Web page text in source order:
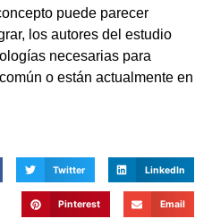
puede parecer
los autores del estudio
necesarias para
o están actualmente en
Twitter LinkedIn
Pinterest Email